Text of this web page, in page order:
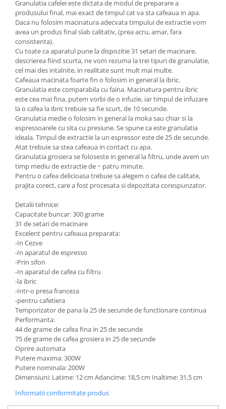
Granulatia cafelei este dictata de modul de preparare a
produsului final, mai exact de timpul cat va sta cafeaua in apa.
Daca nu folosim macinatura adecvata timpului de extractie vom
avea un produs final slab calitativ, (prea acru, amar, fara
consistenta).
Cu toate ca aparatul pune la dispozitie 31 setari de macinare,
descrierea fiind scurta, ne vom rezuma la trei tipuri de granulatie,
cel mai des intalnite, in realitate sunt mult mai multe.
Cafeaua macinata foarte fin o folosim in general la ibric.
Granulatia este comparabila cu faina. Macinatura pentru ibric
este cea mai fina, putem vorbi de o infuzie, iar timpul de infuzare
la o cafea la ibric trebuie sa fie scurt, de 10 secunde.
Granulatia medie o folosim in general la moka sau chiar si la
espressoarele cu sita cu presiune. Se spune ca este granulatia
ideala. Timpul de extractie la un espressor este de 25 de secunde.
Atat trebuie sa stea cafeaua in contact cu apa.
Granulatia grosiera se foloseste in general la filtru, unde avem un
timp mediu de extractie de ~ patru minute.
Pentru o cafea delicioasa trebuie sa alegem o cafea de calitate,
prajita corect, care a fost procesata si depozitata corespunzator.
Detalii tehnice:
Capacitate buncar: 300 grame
31 de setari de macinare
Excelent pentru cafeaua preparata:
-In Cezve
-In aparatul de espresso
-Prin sifon
-In aparatul de cafea cu filtru
-la ibric
-Intr-o presa franceza
-pentru cafetiera
Temporizator de pana la 25 de secunde de functionare continua
Performanta:
44 de grame de cafea fina in 25 de secunde
75 de grame de cafea grosiera in 25 de secunde
Oprire automata
Putere maxima: 300W
Putere nominala: 200W
Dimensiuni: Latime: 12 cm Adancime: 18,5 cm Inaltime: 31,5 cm
Informatii conformitate produs